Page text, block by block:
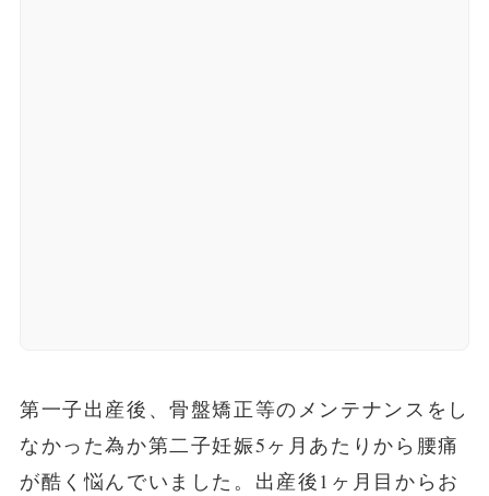
第一子出産後、骨盤矯正等のメンテナンスをし
なかった為か第二子妊娠5ヶ月あたりから腰痛
が酷く悩んでいました。出産後1ヶ月目からお